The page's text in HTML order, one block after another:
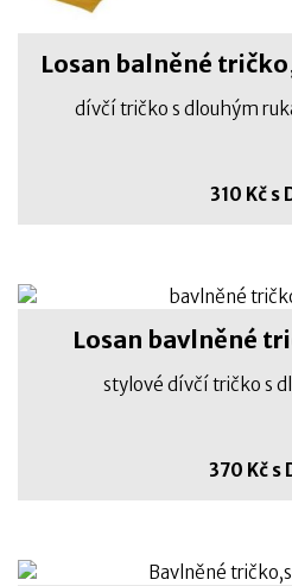
Losan balněné
dívčí tričko s dlouhým
310 Kč s
Losan bavlněné
stylové dívčí tričko s
370 Kč s